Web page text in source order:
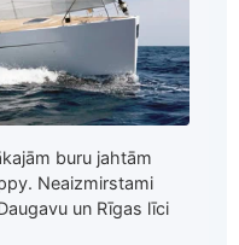
buru jahtām
Neaizmirstami
un Rīgas līci